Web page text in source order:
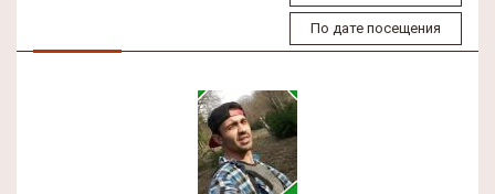
По дате посещения